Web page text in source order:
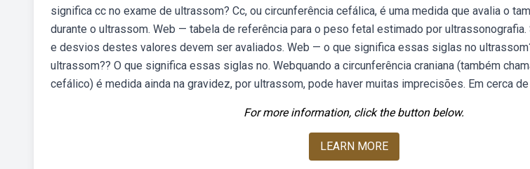
significa cc no exame de ultrassom? Cc, ou circunferência cefálica, é uma medida que avalia o
durante o ultrassom. Web — tabela de referência para o peso fetal estimado por
e desvios destes valores devem ser avaliados. Web — o que significa essas siglas no
ultrassom?? O que significa essas siglas no. Webquando a circunferência craniana (também
cefálico) é medida ainda na gravidez, por ultrassom, pode haver muitas imprecisões. Em cerca de
For more information, click the button below.
LEARN MORE